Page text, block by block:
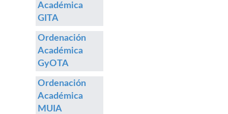
Académica
GITA
Ordenación
Académica
GyOTA
Ordenación
Académica
MUIA